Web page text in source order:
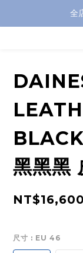
全
全
註冊即贈100
黑黑黑
NT$16,600
尺寸 : EU 46